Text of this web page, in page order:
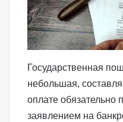
Государственная
небольшая,
оплате обязательно
заявлением на